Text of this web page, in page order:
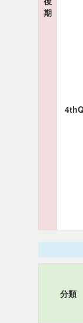
期
分類